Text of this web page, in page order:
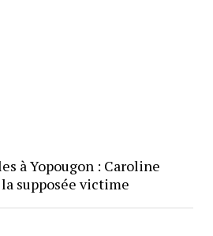
à Yopougon : Caroline
la supposée victime